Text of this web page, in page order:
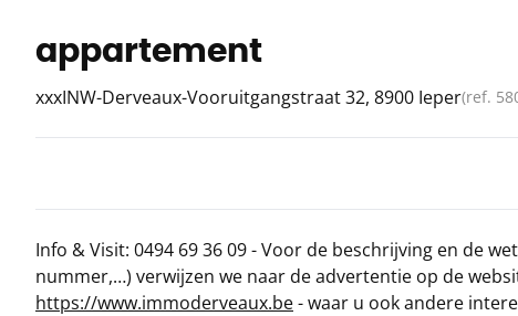
appartement
xxxINW-Derveaux-Vooruitgangstraat 32, 8900 Ieper(ref.
Info & Visit: 0494 69 36 09 - Voor de beschrijving en de
nummer,…) verwijzen we naar de advertentie op de
https://www.immoderveaux.be- waar u ook andere